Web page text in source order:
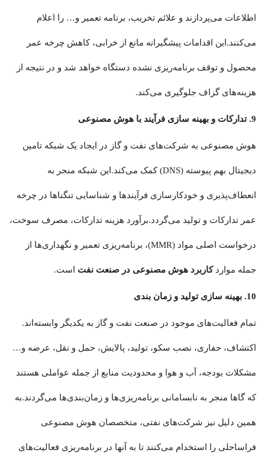
اطلاعات می‌پردازند و علائم تخریب، برنامه تعمیر و… را اعلام
می‌کنند.این اقدامات پیشگیرانه مانع از خرابی، کاهش چرخه عمر
محصول و توقف برنامه‌ریزی نشده دستگاه خواهد شد و در نتیجه از
هزینه‌های گزاف جلوگیری می‌کند.
9. تدارکات و بهینه سازی فرآیند با هوش مصنوعی
هوش مصنوعی به شرکت‌های نفت و گاز در ایجاد یک شبکه تامین
دیجیتال بهم پیوسته (DNS) کمک می‌کند.این شبکه منجر به
انعطاف‌پذیری و خودکارسازی فرآیندها و شناسایی تنگناها در چرخه
عمر تدارکات و تولید می‌گردد.برآورد هزینه تدارکات، مصرف سوخت،
درخواست اصلی مواد (MMR)، برنامه‌ریزی تعمیر و نگهداری‌ها از
جمله مواردکاربرد هوش مصنوعی در صنعت نفت است.
10. بهینه سازی تولید و زمان بندی
تمام فعالیت‌های موجود در صنعت نفت و گاز به یکدیگر وابسته‌اند.
اکتشاف، حفاری، نصب سکو، تولید، پالایش، حمل و نقل، عرضه و…
مشکلات بودجه، آب و هوا و محدودیت منابع از جمله عواملی هستند
که گاها منجر به نابسامانی برنامه‌ریزی‌ها و زمان‌بندی‌ها می‌گردند.به
همین دلیل نیز شرکت‌های نفتی، متخصصان هوش مصنوعی
فراساحلی را استخدام می‌کنند تا به آنها در برنامه‌ریزی فعالیت‌های